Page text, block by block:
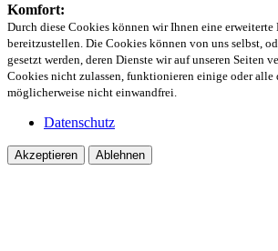
Komfort:
Durch diese Cookies können wir Ihnen eine
bereitzustellen. Die Cookies können von uns selbst,
gesetzt werden, deren Dienste wir auf unseren Seiten
Cookies nicht zulassen, funktionieren einige oder alle
möglicherweise nicht einwandfrei.
Datenschutz
Akzeptieren Ablehnen